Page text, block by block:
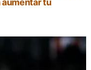
tu